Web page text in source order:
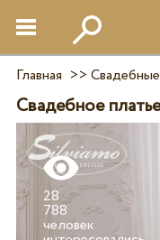
Главная >>
Свадебное
28
788
человек